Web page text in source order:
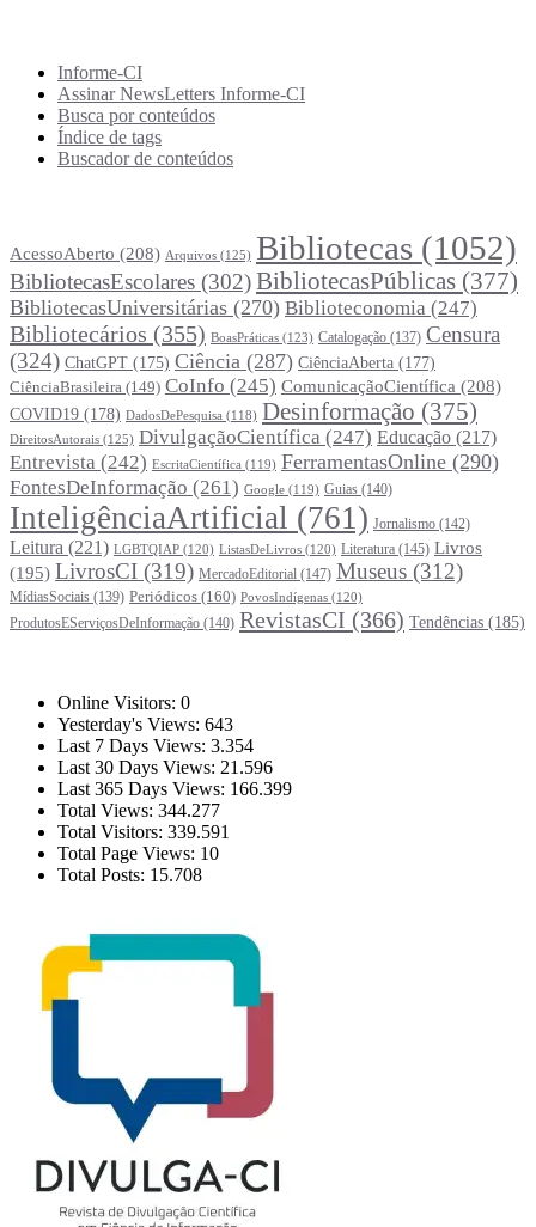
Informe-CI
Assinar NewsLetters Informe-CI
Busca por conteúdos
Índice de tags
Buscador de conteúdos
AcessoAberto (208) Arquivos (125) Bibliotecas (1052)
BibliotecasEscolares (302)BibliotecasPúblicas (377)
BibliotecasUniversitárias (270) Biblioteconomia (247)
Bibliotecários (355) BoasPráticas (123) Catalogação (137) Censura
(324) ChatGPT (175) Ciência (287) CiênciaAberta (177)
CiênciaBrasileira (149) CoInfo (245) ComunicaçãoCientífica (208)
COVID19 (178) DadosDePesquisa (118) Desinformação (375)
DireitosAutorais (125) DivulgaçãoCientífica (247) Educação (217)
Entrevista (242) EscritaCientífica (119) FerramentasOnline (290)
FontesDeInformação (261) Google (119) Guias (140)
InteligênciaArtificial (761) Jornalismo (142)
Leitura (221) LGBTQIAP (120) ListasDeLivros (120) Literatura (145) Livros
(195) LivrosCI (319) MercadoEditorial (147) Museus (312)
MídiasSociais (139) Periódicos (160) PovosIndígenas (120)
ProdutosEServiçosDeInformação (140) RevistasCI (366) Tendências (185)
Online Visitors: 0
Yesterday's Views: 643
Last 7 Days Views: 3.354
Last 30 Days Views: 21.596
Last 365 Days Views: 166.399
Total Views: 344.277
Total Visitors: 339.591
Total Page Views: 10
Total Posts: 15.708